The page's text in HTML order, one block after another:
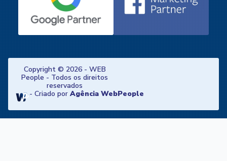
Copyright © 2026 - WEB
People - Todos os direitos
reservados
-Criado porAgência WebPeople